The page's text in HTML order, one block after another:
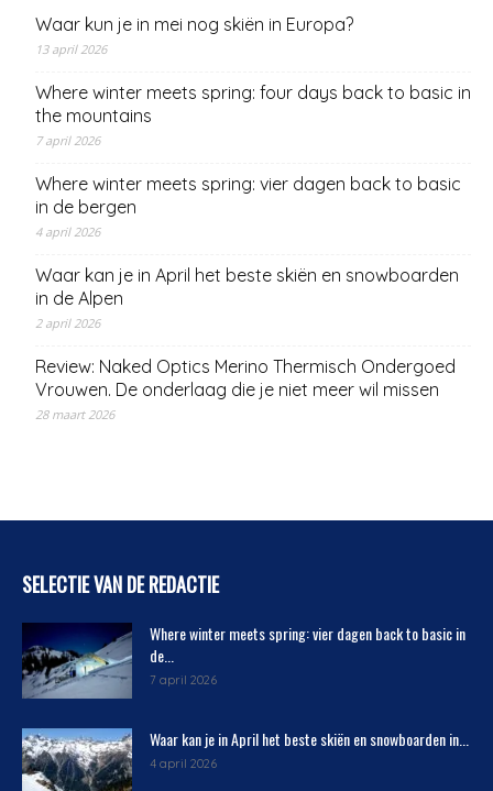
Waar kun je in mei nog skiën in Europa?
13 april 2026
Where winter meets spring: four days back to basic in
the mountains
7 april 2026
Where winter meets spring: vier dagen back to basic
in de bergen
4 april 2026
Waar kan je in April het beste skiën en snowboarden
in de Alpen
2 april 2026
Review: Naked Optics Merino Thermisch Ondergoed
Vrouwen. De onderlaag die je niet meer wil missen
28 maart 2026
SELECTIE VAN DE REDACTIE
Where winter meets spring: vier dagen back to basic in
de...
7 april 2026
Waar kan je in April het beste skiën en snowboarden in...
4 april 2026